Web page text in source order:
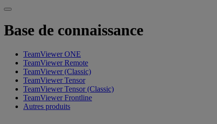
Base de connaissance
TeamViewer ONE
TeamViewer Remote
TeamViewer (Classic)
TeamViewer Tensor
TeamViewer Tensor (Classic)
TeamViewer Frontline
Autres produits